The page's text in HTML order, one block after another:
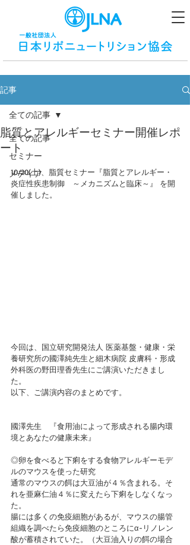
記事
全ての記事
セミナー
メディア
全ての記事
脂質とアレルギーセミナー開催レポ
ート
10/20(土)、脂質セミナー『脂質とアレルギー・
炎症性疾患制御　～メカニズムと臨床～』 を開
催しました。
今回は、国立研究開発法人 医薬基盤・健康・栄
養研究所の國澤純先生と細木病院 皮膚科・形成
外科医の野田理香先生にご講演いただきまし
た。
以下、ご講演内容のまとめです。
國澤先生　『食用油によって形成される腸内環
境とあなたの健康未来』
◎卵を食べると下痢をする食物アレルギーモデ
ルのマウスを使った研究
通常のマウスの餌は大豆油が４％含まれる。そ
れを亜麻仁油４％に変えたら下痢をしなくなっ
た。
腸には多くの免疫細胞があるが、マウスの腸管
組織を調べたら免疫細胞のところにα-リノレン
酸が蓄積されていた。（大豆油入りの餌の場合